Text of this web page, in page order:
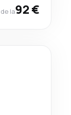
de la92 €